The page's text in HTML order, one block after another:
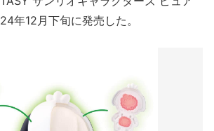
年12月下旬に発売した。